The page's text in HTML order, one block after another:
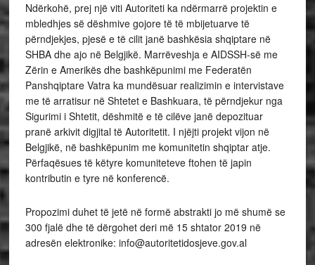
Ndërkohë, prej një viti Autoriteti ka ndërmarrë projektin e
mbledhjes së dëshmive gojore të të mbijetuarve të
përndjekjes, pjesë e të cilit janë bashkësia shqiptare në
SHBA dhe ajo në Belgjikë. Marrëveshja e AIDSSH-së me
Zërin e Amerikës dhe bashkëpunimi me Federatën
Panshqiptare Vatra ka mundësuar realizimin e intervistave
me të arratisur në Shtetet e Bashkuara, të përndjekur nga
Sigurimi i Shtetit, dëshmitë e të cilëve janë depozituar
pranë arkivit digjital të Autoritetit. I njëjti projekt vijon në
Belgjikë, në bashkëpunim me komunitetin shqiptar atje.
Përfaqësues të këtyre komuniteteve ftohen të japin
kontributin e tyre në konferencë.
Propozimi duhet të jetë në formë abstrakti jo më shumë se
300 fjalë dhe të dërgohet deri më 15 shtator 2019 në
adresën elektronike: info@autoritetidosjeve.gov.al